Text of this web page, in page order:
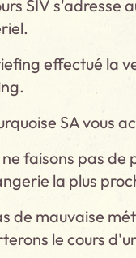
SIV s'adresse
effectué la
SA vous
ne faisons pas de
la plus
de mauvaise
le cours